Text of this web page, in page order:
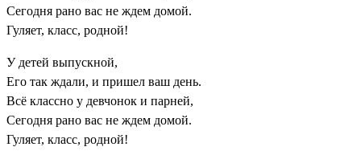
Сегодня рано вас не ждем домой.
Гуляет, класс, родной!
У детей выпускной,
Его так ждали, и пришел ваш день.
Всё классно у девчонок и парней,
Сегодня рано вас не ждем домой.
Гуляет, класс, родной!